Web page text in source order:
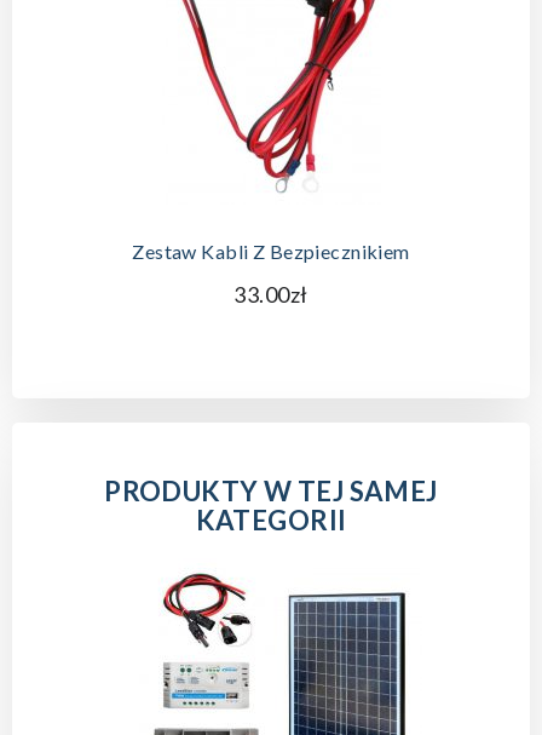
Zestaw Kabli Z Bezpiecznikiem
33.00zł
PRODUKTY W TEJ SAMEJ
KATEGORII